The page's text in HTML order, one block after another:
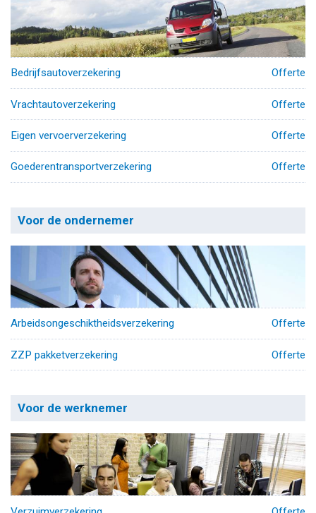
Bedrijfsautoverzekering Offerte
Vrachtautoverzekering Offerte
Eigen vervoerverzekering Offerte
Goederentransportverzekering Offerte
Voor de ondernemer
Arbeidsongeschiktheidsverzekering Offerte
ZZP pakketverzekering Offerte
Voor de werknemer